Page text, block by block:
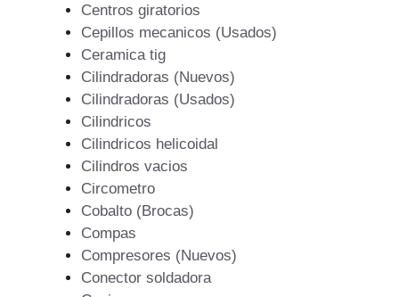
Centros giratorios
Cepillos mecanicos (Usados)
Ceramica tig
Cilindradoras (Nuevos)
Cilindradoras (Usados)
Cilindricos
Cilindricos helicoidal
Cilindros vacios
Circometro
Cobalto (Brocas)
Compas
Compresores (Nuevos)
Conector soldadora